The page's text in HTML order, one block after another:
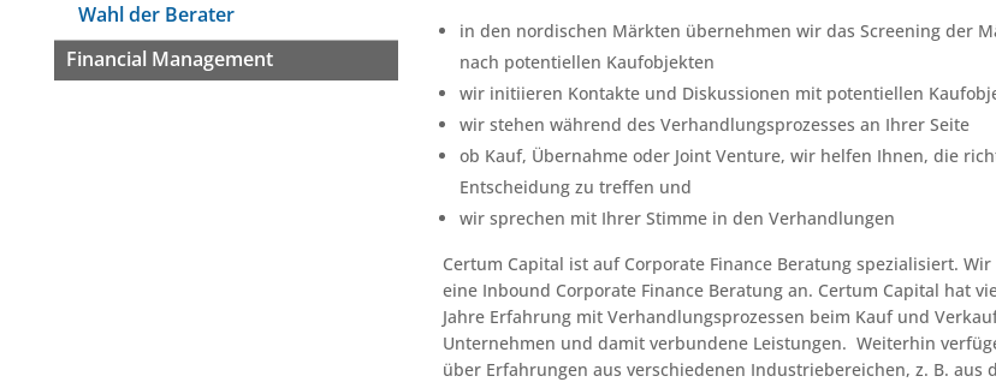
Wahl der Berater
Financial Management
in den nordischen Märkten übernehmen wir das Screening der
nach potentiellen Kaufobjekten
wir initiieren Kontakte und Diskussionen mit potentiellen
wir stehen während des Verhandlungsprozesses an Ihrer Seite
ob Kauf, Übernahme oder Joint Venture, wir helfen Ihnen, die
Entscheidung zu treffen und
wir sprechen mit Ihrer Stimme in den Verhandlungen
Certum Capital ist auf Corporate Finance Beratung spezialisiert.
eine Inbound Corporate Finance Beratung an. Certum Capital hat
Jahre Erfahrung mit Verhandlungsprozessen beim Kauf und
Unternehmen und damit verbundene Leistungen. Weiterhin
über Erfahrungen aus verschiedenen Industriebereichen, z. B. aus